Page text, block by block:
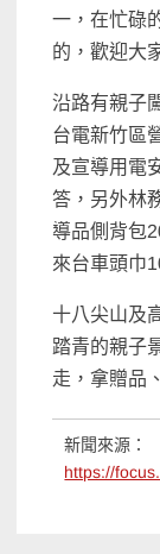
一，在忙碌
的，歡迎大
沿路有親子
台電新竹區
及宣導用電
答，另外林
導品側背包
來台車頭巾
十八尖山及
踏青的親子
走，拿贈品
新聞來源：
https://